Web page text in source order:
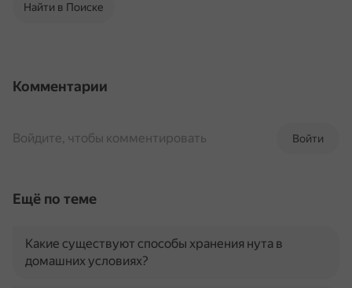
Найти в Поиске
Комментарии
Войти
Войдите, чтобы комментировать
Ещё по теме
Какие существуют способы хранения нута в
домашних условиях?